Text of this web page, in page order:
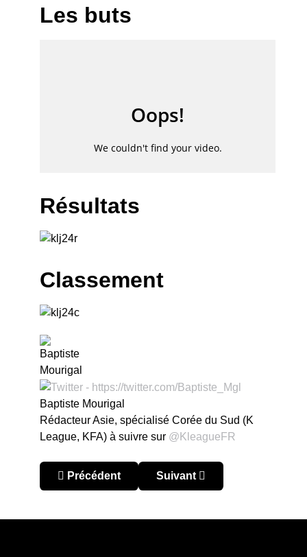
Les buts
Résultats
Classement
Baptiste Mourigal
Rédacteur Asie, spécialisé Corée du Sud (K
League, KFA) à suivre sur @KleagueFR
Article précédent : Corée du Sud – K-League
Précédent Article suivant : K-League
Suivant